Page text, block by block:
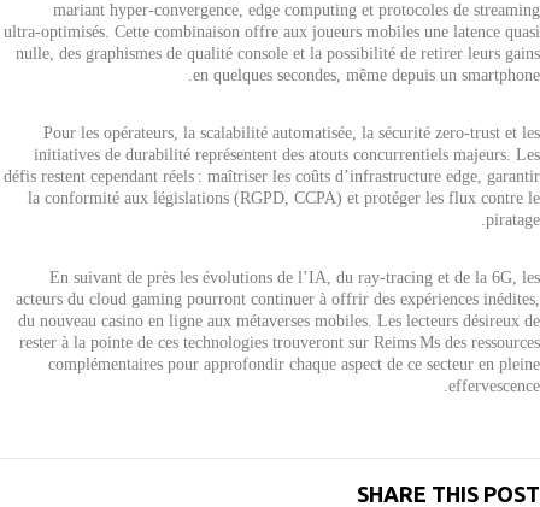
mariant hyper‑convergence, edge computing et protocoles de streaming
ultra‑optimisés. Cette combinaison offre aux joueurs mobiles une latence quasi
nulle, des graphismes de qualité console et la possibilité de retirer leurs gains
en quelques secondes, même depuis un smartphone.
Pour les opérateurs, la scalabilité automatisée, la sécurité zero‑trust et les
initiatives de durabilité représentent des atouts concurrentiels majeurs. Les
défis restent cependant réels : maîtriser les coûts d’infrastructure edge, garantir
la conformité aux législations (RGPD, CCPA) et protéger les flux contre le
piratage.
En suivant de près les évolutions de l’IA, du ray‑tracing et de la 6G, les
acteurs du cloud gaming pourront continuer à offrir des expériences inédites,
du nouveau casino en ligne aux métaverses mobiles. Les lecteurs désireux de
rester à la pointe de ces technologies trouveront sur Reims Ms des ressources
complémentaires pour approfondir chaque aspect de ce secteur en pleine
effervescence.
SHARE THIS POST